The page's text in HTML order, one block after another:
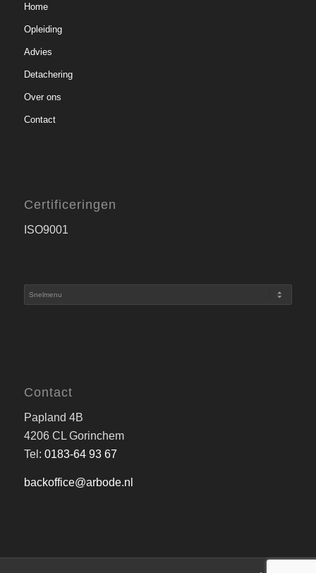
Home
Opleiding
Advies
Detachering
Over ons
Contact
Certificeringen
ISO9001
Contact
Papland 4B
4206 CL Gorinchem
Tel: 0183-64 93 67
backoffice@arbode.nl